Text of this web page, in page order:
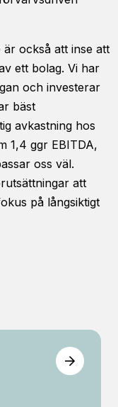
är också att inse att
ett bolag. Vi har
och investerar
bäst
avkastning hos
1,4 ggr EBITDA,
oss väl.
att
på långsiktigt